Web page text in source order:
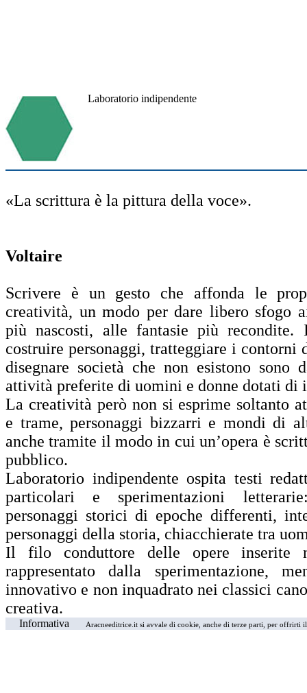
Laboratorio indipendente
«La scrittura è la pittura della voce».
Voltaire
Scrivere è un gesto che affonda le
creatività, un modo per dare libero sfogo
più nascosti, alle fantasie più recondite.
costruire personaggi, tratteggiare i contorni
disegnare società che non esistono sono
attività preferite di uomini e donne dotati di
La creatività però non si esprime soltanto
e trame, personaggi bizzarri e mondi di
anche tramite il modo in cui un’opera è
pubblico.
Laboratorio indipendente ospita testi
particolari e sperimentazioni
personaggi storici di epoche differenti,
personaggi della storia, chiacchierate tra
Il filo conduttore delle opere inserite
rappresentato dalla sperimentazione,
innovativo e non inquadrato nei classici
creativa.
Informativa Aracneeditrice.it si avvale di cookie, anche di terze parti, per